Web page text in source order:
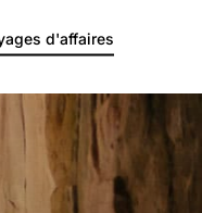
d'affaires